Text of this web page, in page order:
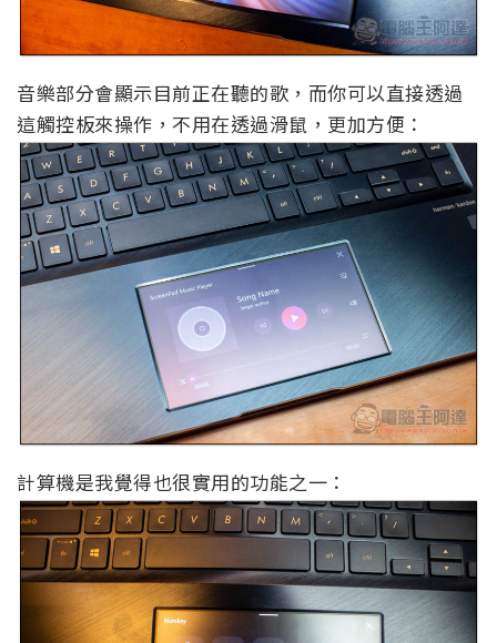
音樂部分會顯示目前正在聽的歌，而你可以直接透過
這觸控板來操作，不用在透過滑鼠，更加方便：
計算機是我覺得也很實用的功能之一：